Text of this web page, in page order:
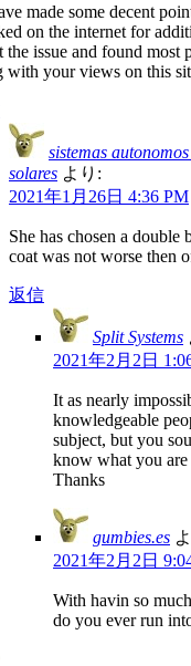
made some decent
on the internet for
the issue and found most
with your views on this
sistemas
solares より:
2021年1月26日 4:36 PM
She has chosen a double
coat was not worse then
返信
Split Systems
2021年2月2日
It as nearly
knowledgeable
subject, but you
know what you
Thanks
gumbies.es
2021年2月2日
With havin so
do you ever run